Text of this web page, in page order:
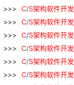
C/S架构软件开发
C/S架构软件开发
C/S架构软件开发
C/S架构软件开发
C/S架构软件开发
C/S架构软件开发